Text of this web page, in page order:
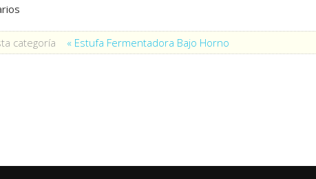
categoría « Estufa Fermentadora Bajo Horno